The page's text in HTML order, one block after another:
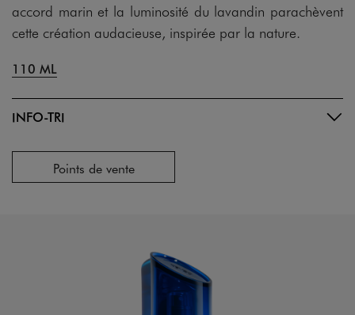
accord marin et la luminosité du lavandin parachèvent
cette création audacieuse, inspirée par la nature.
110 ML
INFO-TRI
Points de vente